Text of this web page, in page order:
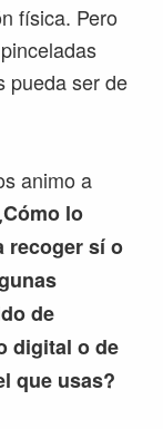
física. Pero
pueda ser de
animo a
lo
recoger sí o
de
digital o de
que usas?